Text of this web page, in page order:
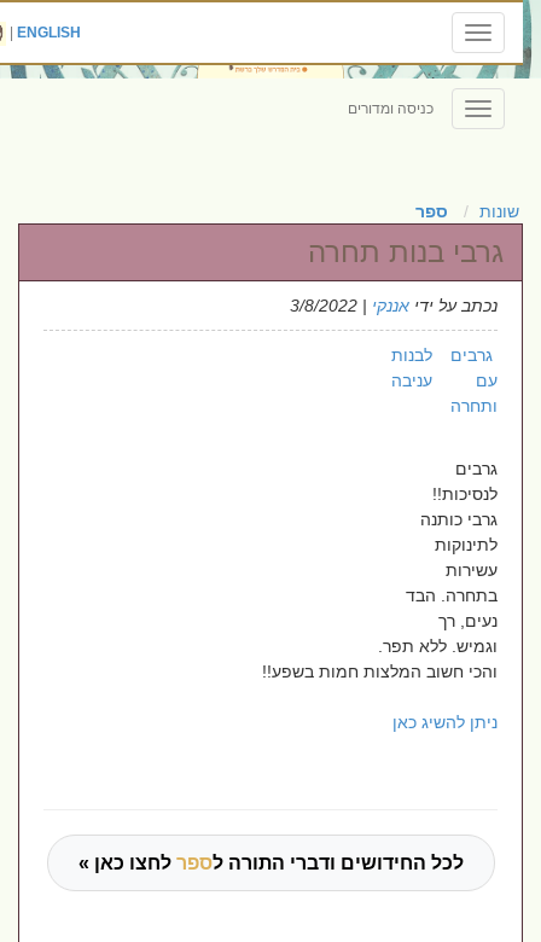
Toggle
navigation
ENGLISH
|
Toggle
navigation
כניסה ומדורים
שונות ספר
גרבי בנות תחרה
נכתב על ידיאננקי| 3/8/2022
גרבים לבנות
עם עניבה
ותחרה
גרבים
לנסיכות!!
גרבי כותנה
לתינוקות
עשירות
בתחרה. הבד
נעים, רך
וגמיש. ללא תפר.
והכי חשוב המלצות חמות בשפע!!
ניתן להשיג כאן
לכל החידושים ודברי התורה לספרלחצו כאן »